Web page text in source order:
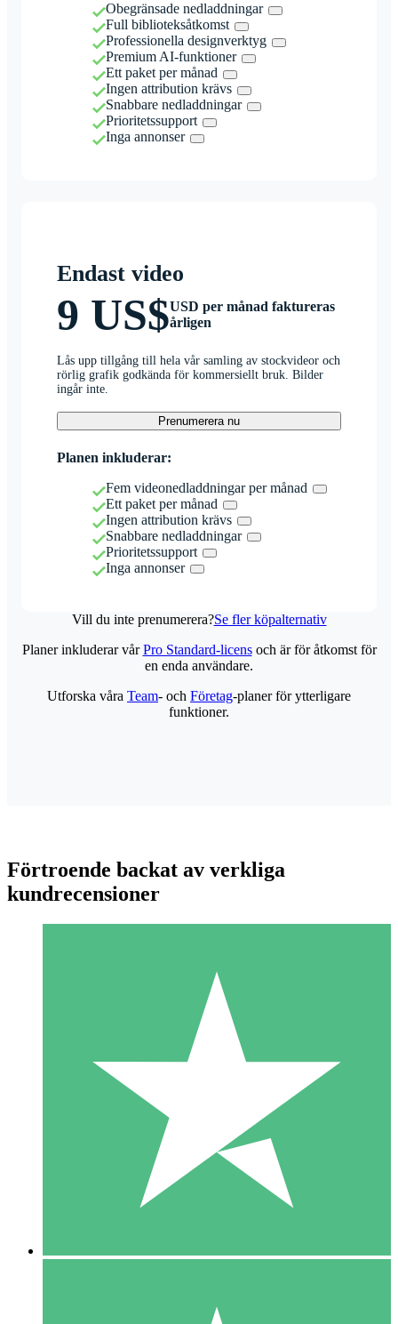
Obegränsade nedladdningar
Full biblioteksåtkomst
Professionella designverktyg
Premium AI-funktioner
Ett paket per månad
Ingen attribution krävs
Snabbare nedladdningar
Prioritetssupport
Inga annonser
Endast video
9 US$USD per månad faktureras
årligen
Lås upp tillgång till hela vår samling av stockvideor och
rörlig grafik godkända för kommersiellt bruk. Bilder
ingår inte.
Prenumerera nu
Planen inkluderar:
Fem videonedladdningar per månad
Ett paket per månad
Ingen attribution krävs
Snabbare nedladdningar
Prioritetssupport
Inga annonser
Vill du inte prenumerera?Se fler köpalternativ
Individuella Kreditpaket
Betala per användning med nedladdningskrediter. Inget
1 Nedladdningar
10 00
10 Nedladdningar
Planer inkluderar vårPro Standard-licensoch är för åtkomst för
en enda användare.
Utforska våra Team- och Företag-planer för ytterligare
funktioner.
Förtroende backat av verkliga
kundrecensioner